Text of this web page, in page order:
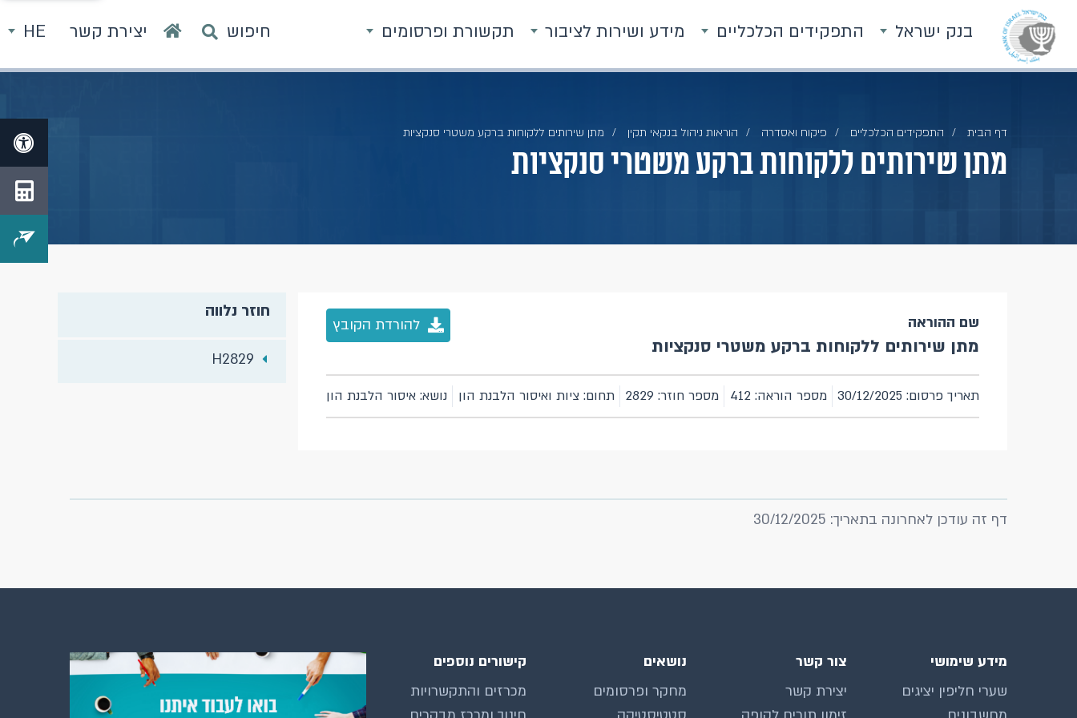
בנק ישראל התפקידים הכלכליים מידע ושירות לציבור תקשורת ופרסומים חיפוש יצירת קשר HE
דף הבית התפקידים הכלכליים פיקוח ואסדרה הוראות ניהול בנקאי תקין מתן שירותים ללקוחות ברקע משטרי סנקציות
מתן שירותים ללקוחות ברקע משטרי סנקציות
שם ההוראה
מתן שירותים ללקוחות ברקע משטרי סנקציות
להורדת הקובץ
תאריך פרסום: 30/12/2025 מספר הוראה: 412 מספר חוזר: 2829 תחום: ציות ואיסור הלבנת הון נושא: איסור הלבנת הון
חוזר נלווה
H2829
דף זה עודכן לאחרונה בתאריך: 30/12/2025
מידע שימושי
שערי חליפין יציגים
צור קשר
יצירת קשר
נושאים
מחקר ופרסומים
קישורים נוספים
מכרזים והתקשרויות